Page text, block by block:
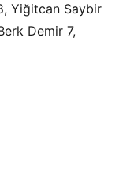
Yiğitcan Saybir
Demir 7,